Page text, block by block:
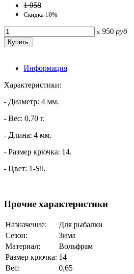
1 058
Скидка 10%
x 950 руб
Информация
Характеристики:
- Диаметр: 4 мм.
- Вес: 0,70 г.
- Длина: 4 мм.
- Размер крючка: 14.
- Цвет: 1-Sil.
Прочие характеристики
Назначение:
Для рыбалки
Сезон:
Зима
Материал:
Вольфрам
Размер крючка: 14
Вес:
0,65